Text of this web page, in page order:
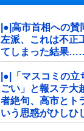
|●|高市首相への
左派、これは不正
てしまった結果
|●|「マスコミの
ごい」と報ステ大
者絶句、高市とト
いう思惑がひしひ